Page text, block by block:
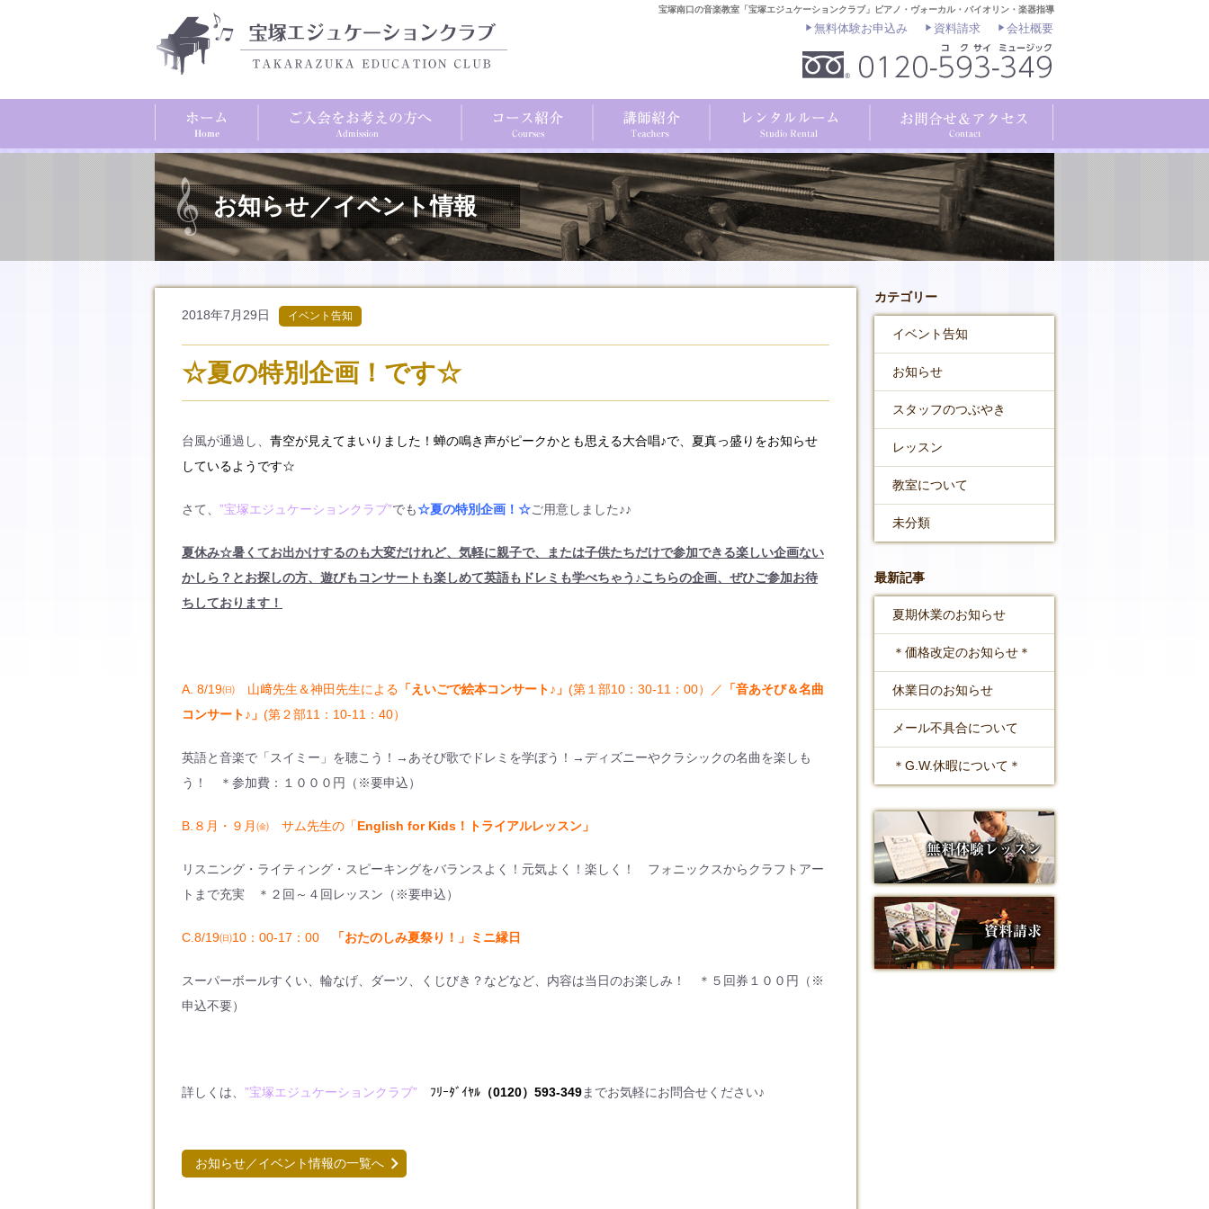
宝塚南口の音楽教室「宝塚エジュケーションクラブ」ピアノ・ヴォーカル・バイオリン・楽器指導
無料体験お申込み 資料請求 会社概要
お知らせ／イベント情報
カテゴリー
イベント告知
お知らせ
スタッフのつぶやき
レッスン
教室について
未分類
最新記事
夏期休業のお知らせ
＊価格改定のお知らせ＊
休業日のお知らせ
メール不具合について
＊G.W.休暇について＊
2018年7月29日 イベント告知
☆夏の特別企画！です☆
台風が通過し、 青空が見えてまいりました！蝉の鳴き声がピークかとも思える大合唱♪で、夏真っ盛りをお知らせ
しているようです☆
さて、 ”宝塚エジュケーションクラブ”でも☆夏の特別企画！☆ご用意しました♪♪
夏休み☆暑くてお出かけするのも大変だけれど、気軽に親子で、または子供たちだけで参加できる楽しい企画ない
かしら？とお探しの方、遊びもコンサートも楽しめて英語もドレミも学べちゃう♪こちらの企画、ぜひご参加お待
ちしております！
A. 8/19㈰ 山﨑先生＆神田先生による 「えいごで絵本コンサート♪」 (第１部10：30-11：00）／
「音あそび＆名曲
コンサート♪」 (第２部11：10-11：40）
英語と音楽で「スイミー」を聴こう！→あそび歌でドレミを学ぼう！→ディズニーやクラシックの名曲を楽しも
う！ ＊参加費：１０００円（※要申込）
B.８月・９月㈮ サム先生の「English for Kids！トライアルレッスン」
リスニング・ライティング・スピーキングをバランスよく！元気よく！楽しく！ フォニックスからクラフトアー
トまで充実 ＊２回～４回レッスン（※要申込）
C.8/19㈰10：00-17：00 「おたのしみ夏祭り！」ミニ縁日
スーパーボールすくい、輪なげ、ダーツ、くじびき？などなど、内容は当日のお楽しみ！ ＊５回券１００円（※
申込不要）
詳しくは、 ”宝塚エジュケーションクラブ” ﾌﾘｰﾀﾞｲﾔﾙ （0120）593-349までお気軽にお問合せください♪
お知らせ／イベント情報の一覧へ